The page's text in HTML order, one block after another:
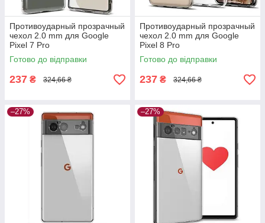
Противоударный прозрачный
чехол 2.0 mm для Google
Pixel 7 Pro
Готово до відправки
237 ₴ 324,66 ₴
Противоударный прозрачный
чехол 2.0 mm для Google
Pixel 8 Pro
Готово до відправки
237 ₴ 324,66 ₴
–27% –27%